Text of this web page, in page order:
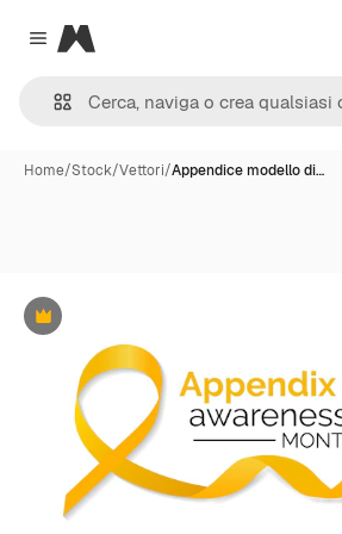
Close menu
Magnific
Home/Stock/Vettori/Appendice modello di…
Premium